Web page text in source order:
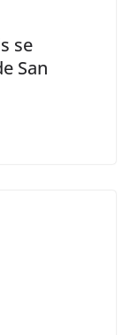
se
San